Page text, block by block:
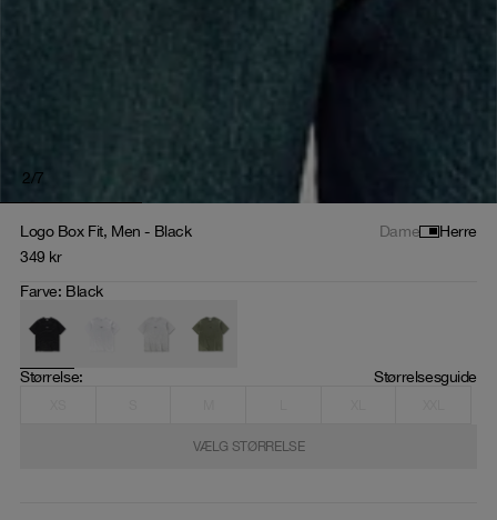
2/7
Logo Box Fit, Men - Black Dame
Herre
349 kr
Farve: Black
Størrelse: Størrelsesguide
VÆLG STØRRELSE